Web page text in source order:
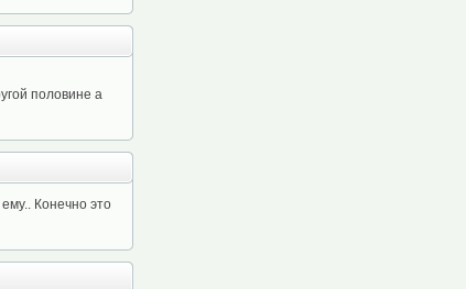
половине а
Конечно это